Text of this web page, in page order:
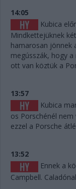
14:05
Kubica
Mindkettejüknek
hamarosan jönnek
megússzák, hogy
ott van köztük a
13:57
Kubica
os Porschénél
ezzel a Porsche
13:52
Ennek a
Campbell.